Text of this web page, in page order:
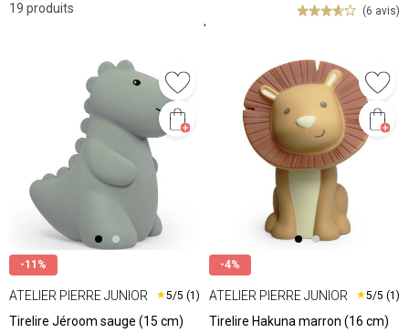
19 produits (6 avis)
'
-11%
ATELIER PIERRE JUNIOR ★5/5 (1)
Tirelire Jéroom sauge (15 cm)
-4%
ATELIER PIERRE JUNIOR ★5/5 (1)
Tirelire Hakuna marron (16 cm)